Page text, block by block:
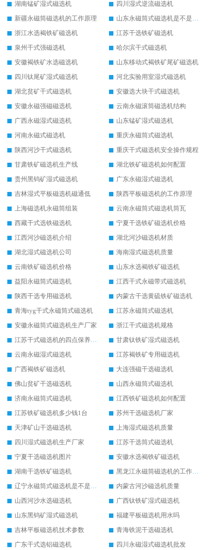
湖南锰矿湿式磁选机
四川湿式逆流磁选机
新疆永磁筒磁选机的工作原理
山东永磁筒式磁选机是不是强磁
浙江水选褐铁矿磁选机
江苏干选铁矿磁选机
泉州干式强磁选机
哈尔滨干式磁选机
安徽褐铁矿水选磁选机
山东移动式褐铁矿尾矿磁选机
四川钛尾矿湿式磁选机
河北实验用室湿式磁选机
湖北贫矿干式磁选机
安徽选大块干式磁选机
安徽永磁强磁磁选机
云南永磁滚筒磁选机结构
广西永磁湿式磁选机
山东锰矿湿式磁选机
河南永磁式磁选机
重庆永磁筒式磁选机
陕西河沙干式磁选机
重庆干式磁选机安全操作规程
甘肃铁矿磁选机生产线
湖北铁矿磁选机如何配置
贵州黑钨矿湿式磁选机
广东永磁湿式磁选机
吉林湿式平板磁选机磁通低
陕西平板磁选机的工作原理
上海磁选机永磁筒组装
云南永磁筒式磁选机筒瓦
西藏干式选铁磁选机
宁夏干选铁矿磁选机价格
江西河沙磁选机介绍
湖北河沙磁选机材质
湖北湿式磁选机公司
海南湿式磁选机质量
云南铁矿磁选机价格
山东水选褐铁矿磁选机
益阳永磁筒式磁选机
江西干式永磁带式磁选机
陕西干选专用磁选机
内蒙古干选黄硫铁矿磁选机
青海tyg干式永磁筒式磁选机
江苏永磁筒式磁选机
安徽永磁筒式磁选机生产厂家
浙江干式磁选机规格
江苏干式磁选机的四点保养秘籍
甘肃钛铁矿湿式磁选机
云南永磁湿式磁选机
江苏褐铁矿专用磁选机
广西褐铁矿磁选机
大连强磁干选磁选机
佛山贫矿干选磁选机
山西永磁筒式磁选机
济南永磁筒式磁选机
江西铁矿磁选机如何配置
江苏铁矿磁选机多少钱1台
苏州干选磁选机厂家
天津矿山干选磁选机
上海湿式磁选机质量
四川湿式磁选机生产厂家
江苏干选筒式磁选机
宁夏干选磁选机图片
安徽水选褐铁矿磁选机
湖南干选铁矿磁选机
黑龙江永磁筒磁选机的工作原理
辽宁永磁筒式磁选机是不是强磁
内蒙古河沙磁选机质量
山西河沙水选磁选机
广西钛铁矿湿式磁选机
山东黑钨矿湿式磁选机
福建平板磁选机用水吗
吉林平板磁选机技术参数
青海铁泥干选磁选机
广东干式选铝磁选机
四川永磁湿式磁选机批发